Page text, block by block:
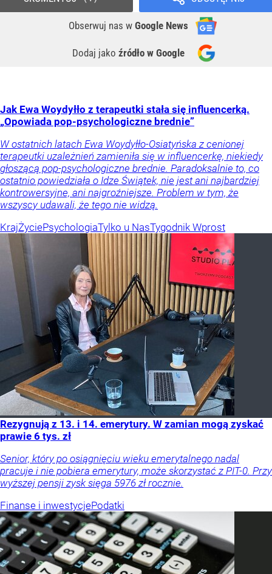
Obserwuj nas w Google News
Dodaj jako źródło w Google
Jak Ewa Woydyłło z terapeutki stała się influencerką.
„Opowiada pop-psychologiczne brednie”
W ostatnich latach Ewa Woydyłło-Osiatyńska z cenionej
terapeutki uzależnień zamieniła się w influencerkę, niekiedy
głoszącą pop-psychologiczne brednie. Paradoksalnie to, co
ostatnio powiedziała o Idze Świątek, nie jest ani najbardziej
kontrowersyjne, ani najgroźniejsze. Problem w tym, że
wszyscy udawali, że tego nie widzą.
KrajŻyciePsychologiaTylko u NasTygodnik Wprost
Rezygnują z 13. i 14. emerytury. W zamian mogą zyskać
prawie 6 tys. zł
Senior, który po osiągnięciu wieku emerytalnego nadal
pracuje i nie pobiera emerytury, może skorzystać z PIT-0. Przy
wyższej pensji zysk sięga 5976 zł rocznie.
Finanse i inwestycjePodatki